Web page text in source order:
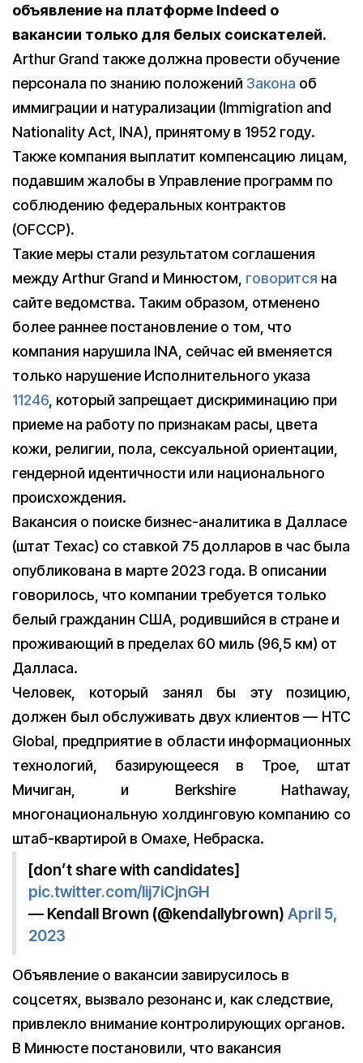
объявление на платформе Indeed о
вакансии только для белых соискателей.
Arthur Grand также должна провести обучение
персонала по знанию положений Закона об
иммиграции и натурализации (Immigration and
Nationality Act, INA), принятому в 1952 году.
Также компания выплатит компенсацию лицам,
подавшим жалобы в Управление программ по
соблюдению федеральных контрактов
(OFCCP).
Такие меры стали результатом соглашения
между Arthur Grand и Минюстом, говорится на
сайте ведомства. Таким образом, отменено
более раннее постановление о том, что
компания нарушила INA, сейчас ей вменяется
только нарушение Исполнительного указа
11246, который запрещает дискриминацию при
приеме на работу по признакам расы, цвета
кожи, религии, пола, сексуальной ориентации,
гендерной идентичности или национального
происхождения.
Вакансия о поиске бизнес-аналитика в Далласе
(штат Техас) со ставкой 75 долларов в час была
опубликована в марте 2023 года. В описании
говорилось, что компании требуется только
белый гражданин США, родившийся в стране и
проживающий в пределах 60 миль (96,5 км) от
Далласа.
Человек, который занял бы эту позицию,
должен был обслуживать двух клиентов — HTC
Global, предприятие в области информационных
технологий, базирующееся в Трое, штат
Мичиган, и Berkshire Hathaway,
многонациональную холдинговую компанию со
штаб-квартирой в Омахе, Небраска.
[don’t share with candidates]
pic.twitter.com/lij7iCjnGH
— Kendall Brown (@kendallybrown) April 5,
2023
Объявление о вакансии завирусилось в
соцсетях, вызвало резонанс и, как следствие,
привлекло внимание контролирующих органов.
В Минюсте постановили, что вакансия